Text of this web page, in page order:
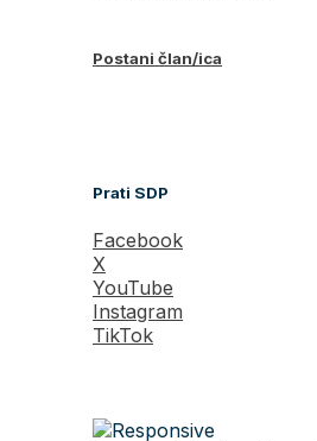
Postani član/ica
Prati SDP
Facebook
X
YouTube
Instagram
TikTok